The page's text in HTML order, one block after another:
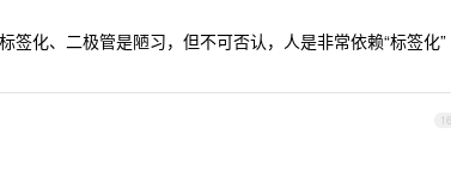
化、二极管是陋习，但不可否认，人是非常依赖“标签化”
16